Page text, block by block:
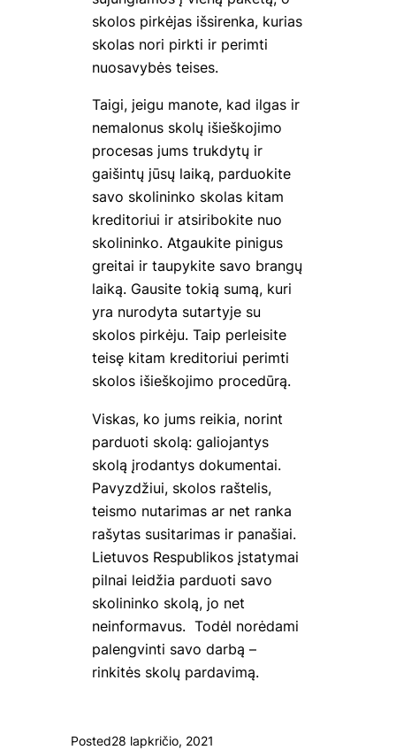
skolos pirkėjas išsirenka, kurias
skolas nori pirkti ir perimti
nuosavybės teises.
Taigi, jeigu manote, kad ilgas ir
nemalonus skolų išieškojimo
procesas jums trukdytų ir
gaišintų jūsų laiką, parduokite
savo skolininko skolas kitam
kreditoriui ir atsiribokite nuo
skolininko. Atgaukite pinigus
greitai ir taupykite savo brangų
laiką. Gausite tokią sumą, kuri
yra nurodyta sutartyje su
skolos pirkėju. Taip perleisite
teisę kitam kreditoriui perimti
skolos išieškojimo procedūrą.
Viskas, ko jums reikia, norint
parduoti skolą: galiojantys
skolą įrodantys dokumentai.
Pavyzdžiui, skolos raštelis,
teismo nutarimas ar net ranka
rašytas susitarimas ir panašiai.
Lietuvos Respublikos įstatymai
pilnai leidžia parduoti savo
skolininko skolą, jo net
neinformavus. Todėl norėdami
palengvinti savo darbą –
rinkitės skolų pardavimą.
Posted28 lapkričio, 2021